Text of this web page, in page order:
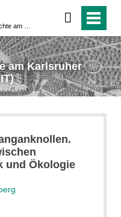
am Karlsruher
und Ökologie